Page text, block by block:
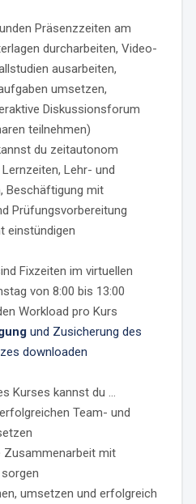
Präsenzzeiten am
durcharbeiten, Video-
ausarbeiten,
umsetzen,
Diskussionsforum
teilnehmen)
du zeitautonom
Lehr- und
Beschäftigung mit
Prüfungsvorbereitung
einstündigen
Fixzeiten im virtuellen
von 8:00 bis 13:00
Workload pro Kurs
und Zusicherung des
downloaden
Kurses kannst du …
Team- und
Zusammenarbeit mit
umsetzen und erfolgreich